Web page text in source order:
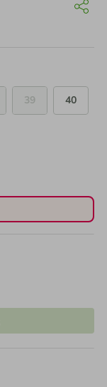
39 40